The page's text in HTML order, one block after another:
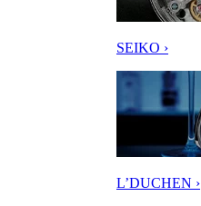
SEIKO ›
L’DUCHEN ›